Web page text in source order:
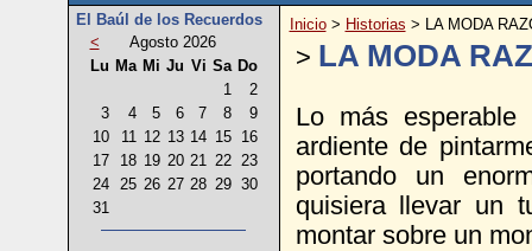
El Baúl de los Recuerdos
<
Agosto 2026
Lu Ma Mi Ju Vi Sa Do
1
2
3
4 5 6 7 8
9
10
11 12 13 14 15
16
17
18 19 20 21 22 23
24
25 26 27 28 29 30
31
Inicio> Historias > LA MODA
> LA MODA
Lo más
ardiente de
portando un
quisiera llevar un
montar sobre un